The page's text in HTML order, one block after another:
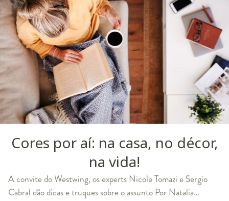
Cores por aí: na casa, no décor,
na vida!
A convite do Westwing, os experts Nicole Tomazi e Sergio
Cabral dão dicas e truques sobre o assunto Por Natalia